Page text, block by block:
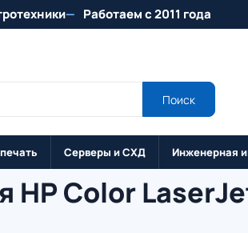
Работаем с 2011 года
Поиск
Серверы и СХД Инженерная
HP Color